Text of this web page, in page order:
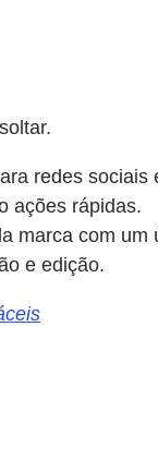
redes sociais
ações rápidas.
marca com um
e edição.